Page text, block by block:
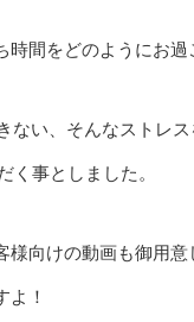
間をどのようにお過
い、そんなストレ
事としました。
向けの動画も御用
！